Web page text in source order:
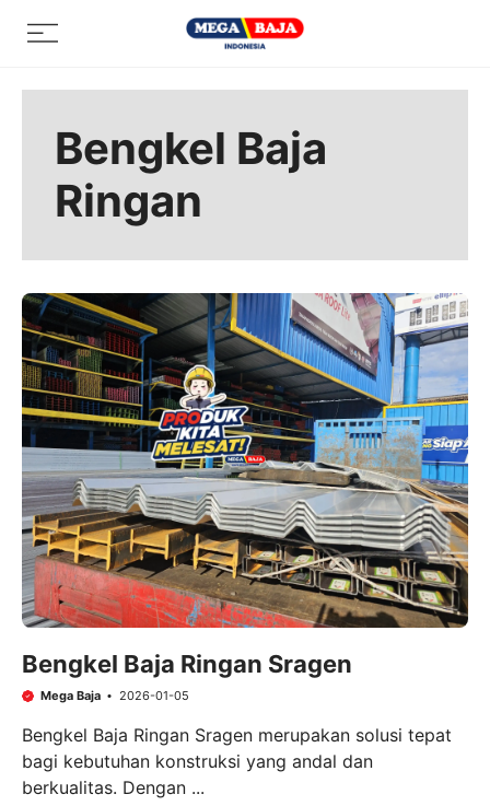
Menu
Bengkel Baja
Ringan
Bengkel Baja Ringan Sragen
Mega Baja 2026-01-05
Bengkel Baja Ringan Sragen merupakan solusi tepat
bagi kebutuhan konstruksi yang andal dan
berkualitas. Dengan ...